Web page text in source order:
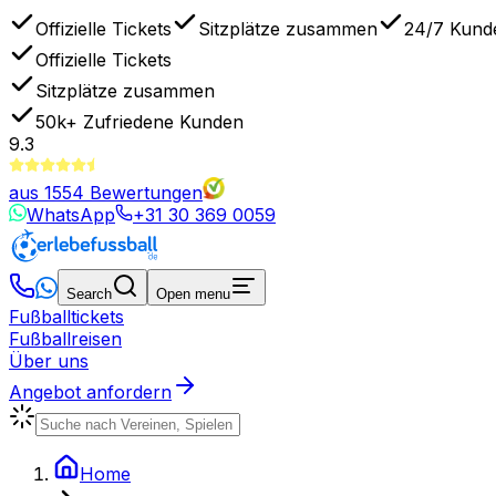
Offizielle Tickets Sitzplätze zusammen
24/7
Offizielle Tickets
Sitzplätze zusammen
50k+ Zufriedene Kunden
9.3
aus 1554 Bewertungen
WhatsApp
+31 30 369 0059
Search Open menu
Fußballtickets
Fußballreisen
Über uns
Angebot anfordern
Home